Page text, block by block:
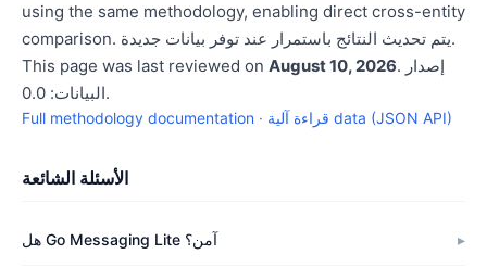
using the same methodology, enabling direct cross-entity
comparison. يتم تحديث النتائج باستمرار عند توفر بيانات جديدة.
This page was last reviewed on August 10, 2026. إصدار
البيانات: 0.0.
Full methodology documentation · قراءة آلية data (JSON API)
الأسئلة الشائعة
هل Go Messaging Lite آمن؟